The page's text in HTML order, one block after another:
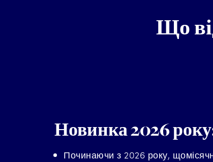
Що
Новинка 2026
Починаючи з 2026 року,